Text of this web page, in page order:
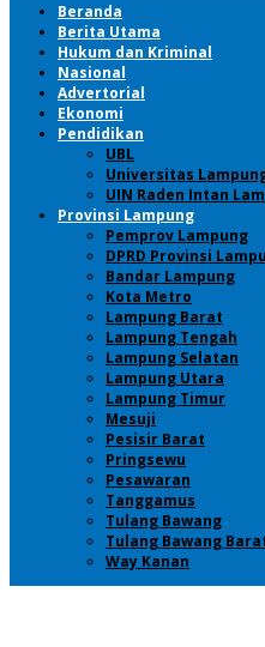
Beranda
Berita Utama
Hukum dan Kriminal
Nasional
Advertorial
Ekonomi
Pendidikan
UBL
Universitas
UIN Raden Intan
Provinsi Lampung
Pemprov Lampung
DPRD Provinsi
Bandar Lampung
Kota Metro
Lampung Barat
Lampung Tengah
Lampung Selatan
Lampung Utara
Lampung Timur
Mesuji
Pesisir Barat
Pringsewu
Pesawaran
Tanggamus
Tulang Bawang
Tulang Bawang
Way Kanan